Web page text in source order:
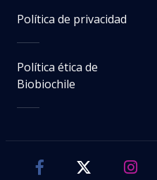
Política de privacidad
Política ética de
Biobiochile